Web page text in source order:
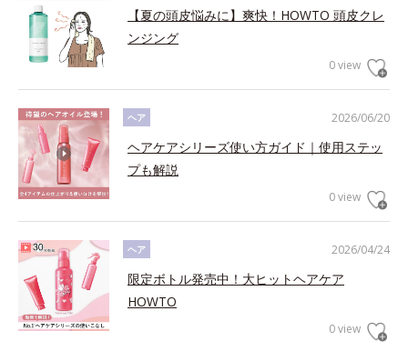
【夏の頭皮悩みに】爽快！HOWTO 頭皮クレ
ンジング
0 view
2026/06/20
ヘア
ヘアケアシリーズ使い方ガイド｜使用ステッ
プも解説
0 view
2026/04/24
ヘア
限定ボトル発売中！大ヒットヘアケア
HOWTO
0 view